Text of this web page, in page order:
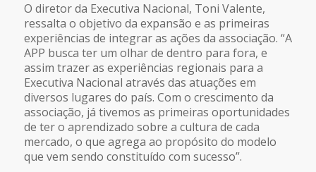
O diretor da Executiva Nacional, Toni Valente,
ressalta o objetivo da expansão e as primeiras
experiências de integrar as ações da associação. “A
APP busca ter um olhar de dentro para fora, e
assim trazer as experiências regionais para a
Executiva Nacional através das atuações em
diversos lugares do país. Com o crescimento da
associação, já tivemos as primeiras oportunidades
de ter o aprendizado sobre a cultura de cada
mercado, o que agrega ao propósito do modelo
que vem sendo constituído com sucesso”.